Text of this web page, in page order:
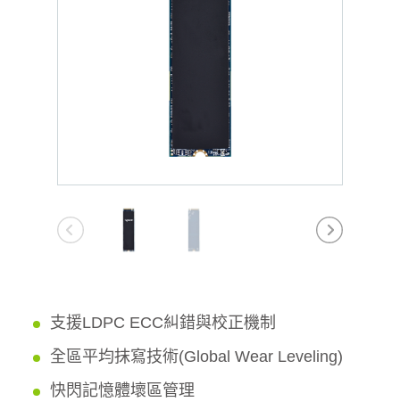
支援LDPC ECC糾錯與校正機制
全區平均抹寫技術(Global Wear Leveling)
快閃記憶體壞區管理